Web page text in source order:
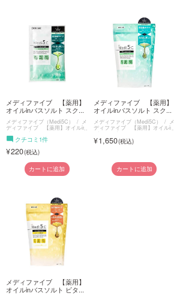
お問い合わせ
ログイン・新規会員登録
メディファイブ 【薬用】
オイルinバスソルト スク...
メディファイブ（Medi5C） メ
ディファイブ 【薬用】オイルin
バスソルト
クチコミ1件
220
カートに追加
メディファイブ 【薬用】
オイルinバスソルト スク...
メディファイブ（Medi5C） メ
ディファイブ 【薬用】オイルin
バスソルト
1,650
カートに追加
メディファイブ 【薬用】
オイルinバスソルト ビタ...